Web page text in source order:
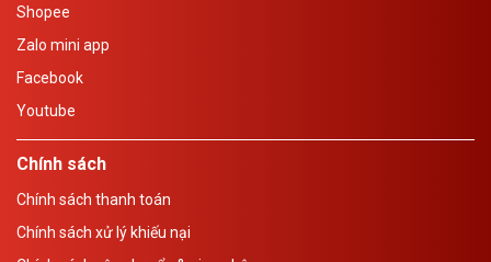
Shopee
Zalo mini app
Facebook
Youtube
Chính sách
Chính sách thanh toán
Chính sách xử lý khiếu nại